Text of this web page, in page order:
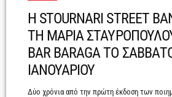
Η STOURNARI STREET
ΤΗ ΜΑΡΙΑ
BAR BARAGA ΤΟ
ΙΑΝΟΥΑΡΙΟΥ
Δύο χρόνια από την πρώτη έκδοση των